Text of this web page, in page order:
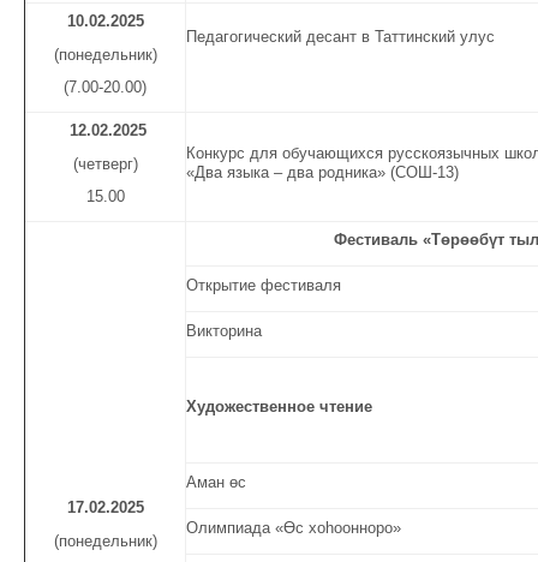
10.02.2025
(понедельник)
(7.00-20.00)
Педагогический десант в Таттинский улус
12.02.2025
(четверг)
15.00
Конкурс для обучающихся русскоязычных
«Два языка – два родника» (СОШ-13)
17.02.2025
(понедельник)
Фестиваль «Төрөөбүт тыл
Открытие фестиваля
Викторина
Художественное чтение
Аман өс
Олимпиада «Өс хоһоонноро»